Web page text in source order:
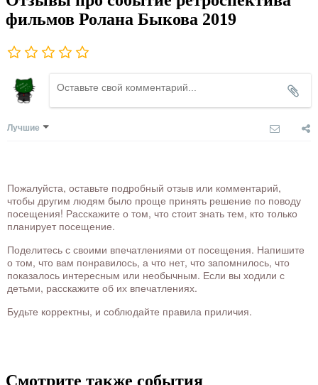
фильмов Ролана Быкова 2019
Лучшие
Пожалуйста, оставьте подробный отзыв или комментарий,
чтобы другим людям было проще принять решение по поводу
посещения! Расскажите о том, что стоит знать тем, кто только
планирует посещение.
Поделитесь с своими впечатлениями от посещения. Напишите
о том, что вам понравилось, а что нет, что запомнилось, что
показалось интересным или необычным. Если вы ходили с
детьми, расскажите об их впечатлениях.
Будьте корректны, и соблюдайте правила приличия.
Смотрите также события